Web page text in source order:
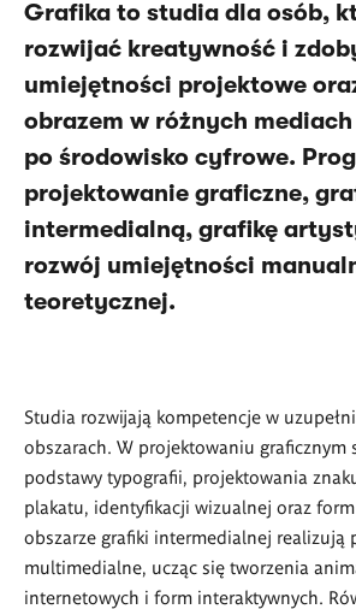
Grafika to studia dla osób,
rozwijać kreatywność i
umiejętności projektowe
obrazem w różnych
po środowisko cyfrowe.
projektowanie graficzne,
intermedialną, grafikę
rozwój umiejętności
teoretycznej.
Studia rozwijają kompetencje w
obszarach. W projektowaniu graficznym
podstawy typografii, projektowania
plakatu, identyfikacji wizualnej oraz
obszarze grafiki intermedialnej realizują
multimedialne, ucząc się tworzenia
internetowych i form interaktywnych.